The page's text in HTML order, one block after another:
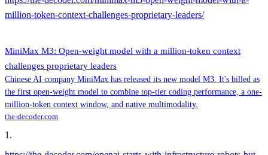
million-token-context-challenges-proprietary-leaders/
MiniMax M3: Open-weight model with a million-token context
challenges proprietary leaders
Chinese AI company MiniMax has released its new model M3. It's billed as
the first open-weight model to combine top-tier coding performance, a one-
million-token context window, and native multimodality.
the-decoder.com
1 .